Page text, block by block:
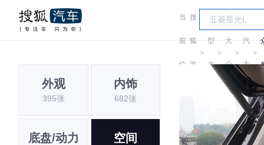
当
前
位
搜
狐
汽
＞
车
型
大
＞
大
众
＞
上
汽
大
众
＞
外观
395张
内饰
682张
底盘/动力 空间